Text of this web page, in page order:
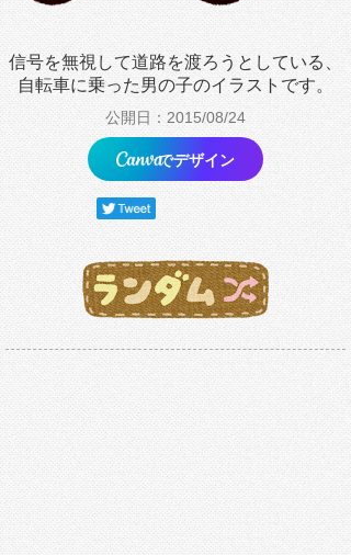
信号を無視して道路を渡ろうとしている、
自転車に乗った男の子のイラストです。
公開日：2015/08/24
でデザイン